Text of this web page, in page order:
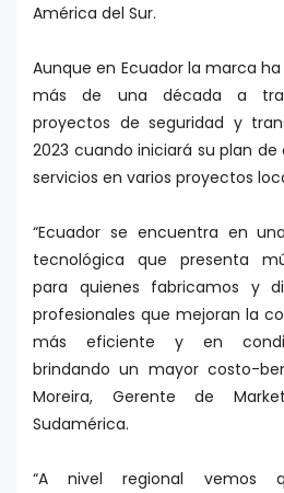
América del Sur.
Aunque en Ecuador la marca
más de una década a
proyectos de seguridad y
2023 cuando iniciará su plan
servicios en varios proyectos
“Ecuador se encuentra en
tecnológica que presenta
para quienes fabricamos y
profesionales que mejoran la
más eficiente y en
brindando un mayor costo-
Moreira, Gerente de
Sudamérica.
“A nivel regional vemos